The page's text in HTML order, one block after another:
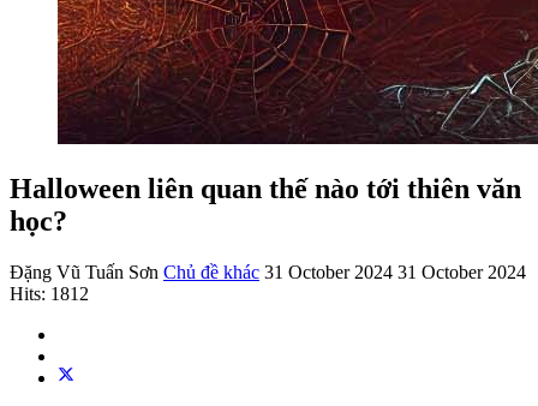
Halloween liên quan thế nào tới thiên văn
học?
Đặng Vũ Tuấn Sơn Chủ đề khác 31 October 2024 31 October 2024
Hits: 1812